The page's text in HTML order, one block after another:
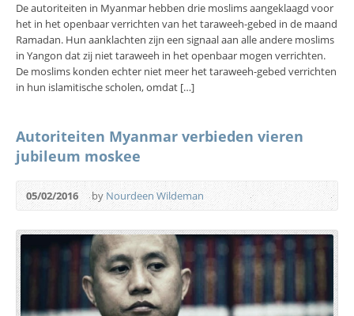
De autoriteiten in Myanmar hebben drie moslims aangeklaagd voor
het in het openbaar verrichten van het taraweeh-gebed in de maand
Ramadan. Hun aanklachten zijn een signaal aan alle andere moslims
in Yangon dat zij niet taraweeh in het openbaar mogen verrichten.
De moslims konden echter niet meer het taraweeh-gebed verrichten
in hun islamitische scholen, omdat […]
Autoriteiten Myanmar verbieden vieren
jubileum moskee
05/02/2016 by Nourdeen Wildeman